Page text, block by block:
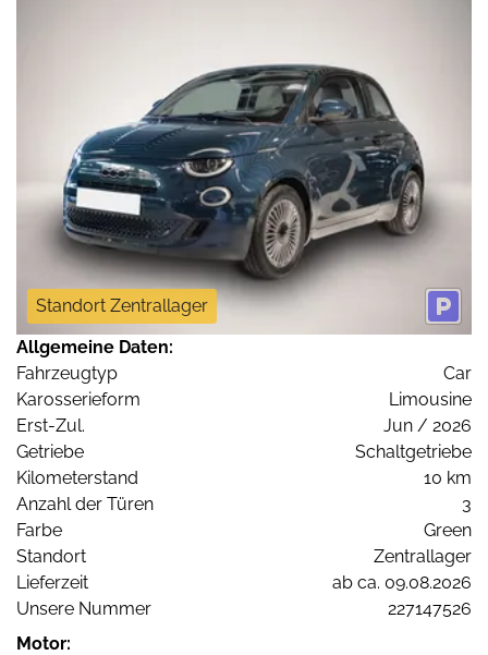
Standort Zentrallager
Allgemeine Daten:
Fahrzeugtyp
Car
Karosserieform
Limousine
Erst-Zul.
Jun / 2026
Getriebe
Schaltgetriebe
Kilometerstand
10 km
Anzahl der Türen
3
Farbe
Green
Standort
Zentrallager
Lieferzeit
ab ca. 09.08.2026
Unsere Nummer
227147526
Motor: